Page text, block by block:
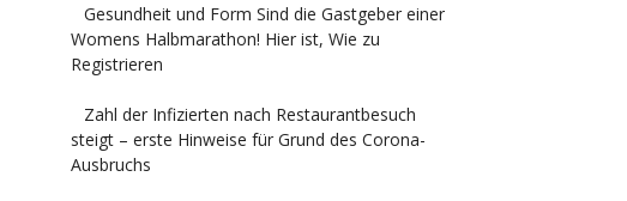
Gesundheit und Form Sind die Gastgeber einer
Womens Halbmarathon! Hier ist, Wie zu
Registrieren
Zahl der Infizierten nach Restaurantbesuch
steigt – erste Hinweise für Grund des Corona-
Ausbruchs